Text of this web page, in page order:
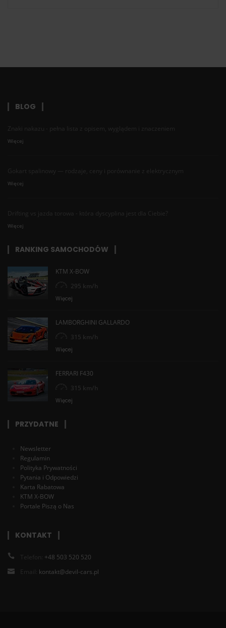
BLOG
Znaki nakazu - pełna lista z opisem, wyglądem i znaczeniem
Więcej
Gokart spalinowy — rodzaje, ceny i porównanie z elektrycznym
Więcej
Drifting vs jazda torowa - która dyscyplina jest dla Ciebie?
Więcej
RANKING SAMOCHODÓW
KTM X-BOW
295 km/h
Więcej
LAMBORGHINI GALLARDO
315 km/h
Więcej
FERRARI F430
315 km/h
Więcej
PRZYDATNE
Newsletter
Regulamin
Polityka Prywatności
Pytania i Odpowiedzi
Karta Rabatowa
KTM X-BOW
Portale Piszą o Nas
KONTAKT
Telefon: +48 503 520 520
Email: kontakt@devil-cars.pl